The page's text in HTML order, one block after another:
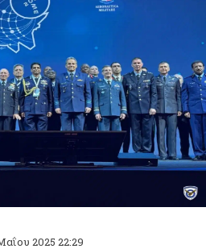
2025 22:29